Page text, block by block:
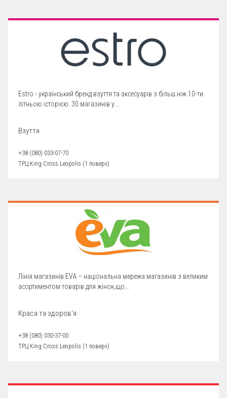
Estro - український бренд взуття та аксесуарів з більш ніж 10-ти
літньою історією. 30 магазинів у...
Взуття
+38 (080) 033-07-70
ТРЦ King Cross Leopolis (1 поверх)
Лінія магазинів EVA – національна мережа магазинів з великим
асортиментом товарів для жінок,що...
Краса та здоров'я
+38 (080) 030-37-00
ТРЦ King Cross Leopolis (1 поверх)